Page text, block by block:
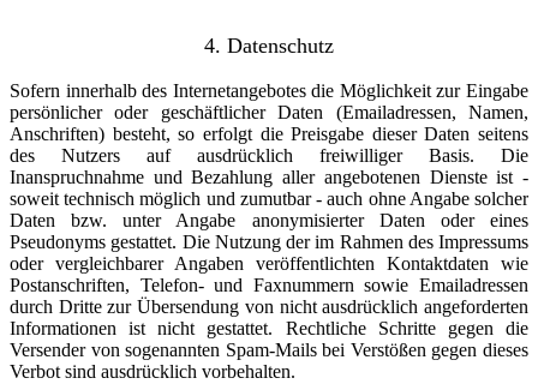
4. Datenschutz
Sofern innerhalb des Internetangebotes die Möglichkeit zur Eingabe
persönlicher oder geschäftlicher Daten (Emailadressen, Namen,
Anschriften) besteht, so erfolgt die Preisgabe dieser Daten seitens
des Nutzers auf ausdrücklich freiwilliger Basis. Die
Inanspruchnahme und Bezahlung aller angebotenen Dienste ist -
soweit technisch möglich und zumutbar - auch ohne Angabe solcher
Daten bzw. unter Angabe anonymisierter Daten oder eines
Pseudonyms gestattet. Die Nutzung der im Rahmen des Impressums
oder vergleichbarer Angaben veröffentlichten Kontaktdaten wie
Postanschriften, Telefon- und Faxnummern sowie Emailadressen
durch Dritte zur Übersendung von nicht ausdrücklich angeforderten
Informationen ist nicht gestattet. Rechtliche Schritte gegen die
Versender von sogenannten Spam-Mails bei Verstößen gegen dieses
Verbot sind ausdrücklich vorbehalten.